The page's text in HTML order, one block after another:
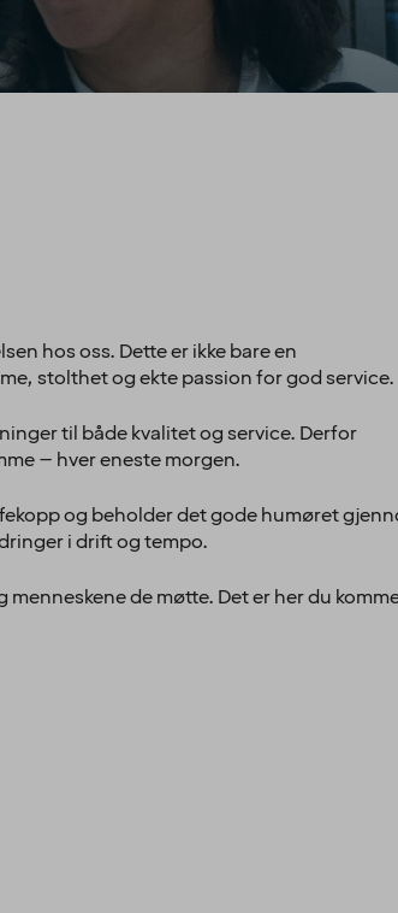
hos oss. Dette er ikke bare en
stolthet og ekte passion for god service.
til både kvalitet og service. Derfor
– hver eneste morgen.
og beholder det gode humøret
i drift og tempo.
de møtte. Det er her du